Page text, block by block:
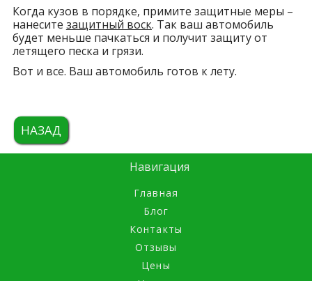
Когда кузов в порядке, примите защитные меры –
нанесите защитный воск. Так ваш автомобиль
будет меньше пачкаться и получит защиту от
летящего песка и грязи.
Вот и все. Ваш автомобиль готов к лету.
НАЗАД
Навигация
Главная
Блог
Контакты
Отзывы
Цены